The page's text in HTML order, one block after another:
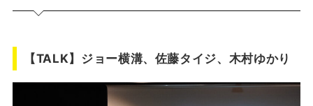
【TALK】ジョー横溝、佐藤タイジ、木村ゆかり